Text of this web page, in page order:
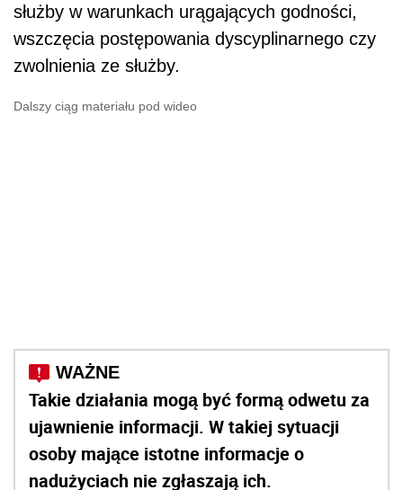
służby w warunkach urągających godności,
wszczęcia postępowania dyscyplinarnego czy
zwolnienia ze służby.
Dalszy ciąg materiału pod wideo
Takie działania mogą być formą odwetu za
ujawnienie informacji. W takiej sytuacji
osoby mające istotne informacje o
nadużyciach nie zgłaszają ich.